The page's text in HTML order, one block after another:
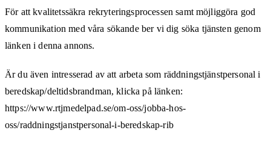
För att kvalitetssäkra rekryteringsprocessen samt möjliggöra god
kommunikation med våra sökande ber vi dig söka tjänsten genom
länken i denna annons.
Är du även intresserad av att arbeta som räddningstjänstpersonal i
beredskap/deltidsbrandman, klicka på länken:
https://www.rtjmedelpad.se/om-oss/jobba-hos-
oss/raddningstjanstpersonal-i-beredskap-rib